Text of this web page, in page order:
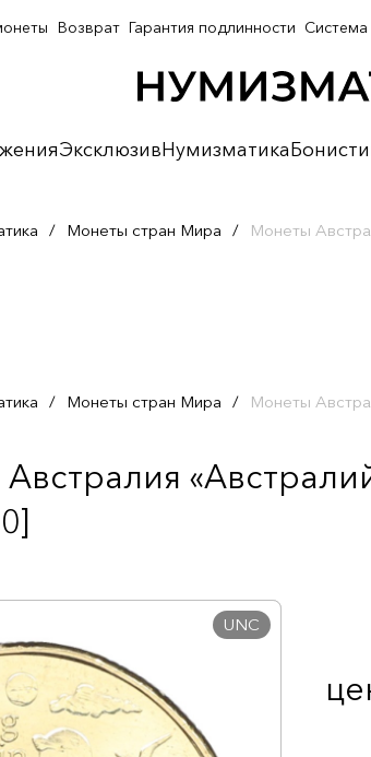
ЭксклюзивНумизматика
Возврат Гарантия подлинности Система
/ Монеты стран Мира / Монеты
/ Монеты стран Мира / Монеты
Австралия
UNC